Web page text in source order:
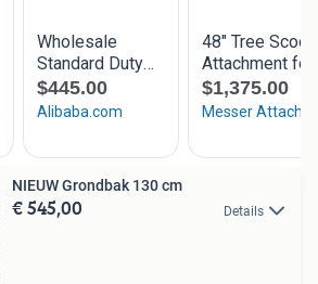
NIEUW Grondbak 130 cm
€ 545,00 Details